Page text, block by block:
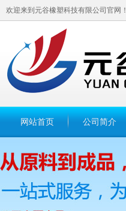
欢迎来到元谷橡塑科技有限公司官网！
网站首页 公司简介